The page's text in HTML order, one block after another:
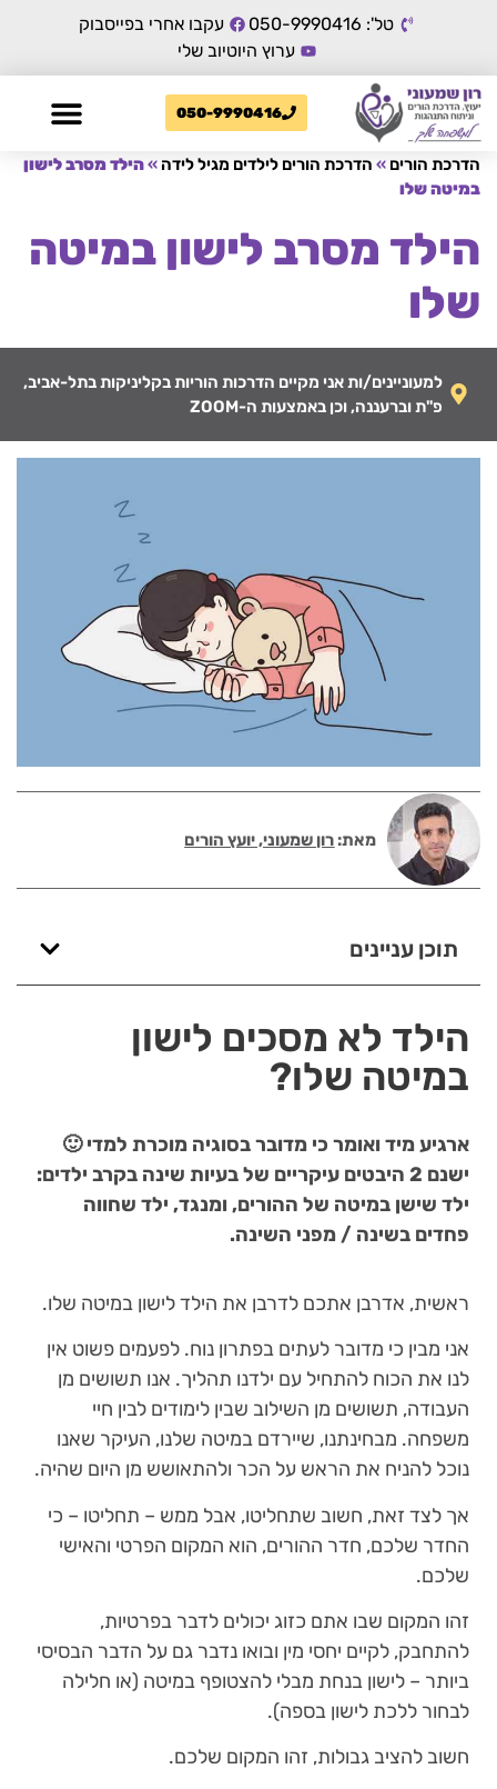
טל': 050-9990416
עקבו אחרי בפייסבוק
ערוץ היוטיוב שלי
050-9990416
הדרכת הורים » הדרכת הורים לילדים מגיל לידה »הילד מסרב לישון
במיטה שלו
הילד מסרב לישון במיטה
שלו
למעוניינים/ות אני מקיים הדרכות הוריות בקליניקות בתל-אביב,
פ"ת וברעננה, וכן באמצעות ה-ZOOM
מאת:רון שמעוני, יועץ הורים
תוכן עניינים
הילד לא מסכים לישון
במיטה שלו?
ארגיע מיד ואומר כי מדובר בסוגיה מוכרת למדי 🙂
ישנם 2 היבטים עיקריים של בעיות שינה בקרב ילדים:
ילד שישן במיטה של ההורים, ומנגד, ילד שחווה
פחדים בשינה / מפני השינה.
ראשית, אדרבן אתכם לדרבן את הילד לישון במיטה שלו.
אני מבין כי מדובר לעתים בפתרון נוח. לפעמים פשוט אין
לנו את הכוח להתחיל עם ילדנו תהליך. אנו תשושים מן
העבודה, תשושים מן השילוב שבין לימודים לבין חיי
משפחה. מבחינתנו, שיירדם במיטה שלנו, העיקר שאנו
נוכל להניח את הראש על הכר ולהתאושש מן היום שהיה.
אך לצד זאת, חשוב שתחליטו, אבל ממש – תחליטו – כי
החדר שלכם, חדר ההורים, הוא המקום הפרטי והאישי
שלכם.
זהו המקום שבו אתם כזוג יכולים לדבר בפרטיות,
להתחבק, לקיים יחסי מין ובואו נדבר גם על הדבר הבסיסי
ביותר – לישון בנחת מבלי להצטופף במיטה (או חלילה
לבחור ללכת לישון בספה).
חשוב להציב גבולות, זהו המקום שלכם.